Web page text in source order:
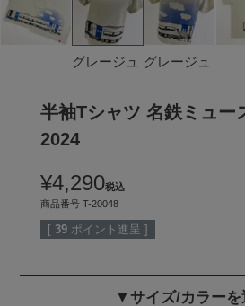
グレージュ グレージュ
半袖Tシャツ 名鉄ミュー
2024
¥4,290税込
商品番号 T-20048
[ 39 ポイント進呈 ]
▼サイズ/カラー